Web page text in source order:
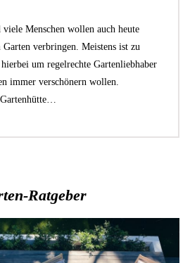
Menschen wollen auch heute
verbringen. Meistens ist zu
hierbei um regelrechte Gartenliebhaber
immer verschönern wollen.
Ratgeber